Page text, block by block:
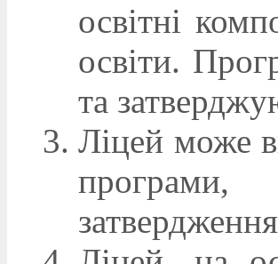
освітні
освіти.
та
Ліцей може